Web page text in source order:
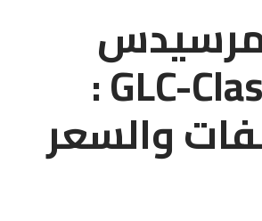
GLC-Class 2018 :
والسعر